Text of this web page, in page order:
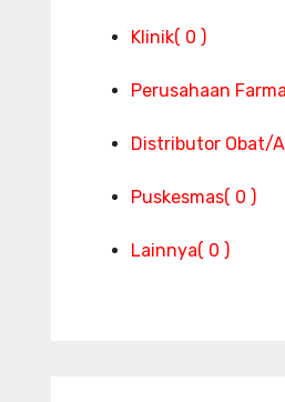
Klinik( 0 )
Perusahaan
Distributor Obat/
Puskesmas( 0 )
Lainnya( 0 )